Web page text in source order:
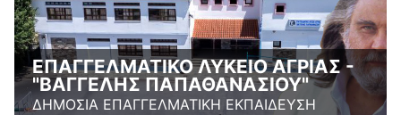
ΕΠΑΓΓΕΛΜΑΤΙΚΟ ΛΥΚΕΙΟ ΑΓΡΙΑΣ -
"ΒΑΓΓΕΛΗΣ ΠΑΠΑΘΑΝΑΣΙΟΥ"
ΔΗΜΟΣΙΑ ΕΠΑΓΓΕΛΜΑΤΙΚΗ ΕΚΠΑΙΔΕΥΣΗ